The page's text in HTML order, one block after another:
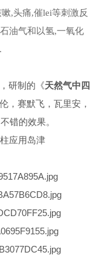
,头痛,催lei等刺激反
油气和以氢,一氧化
研制的《天然气中四
，赛默飞，瓦里安，
错的效果。